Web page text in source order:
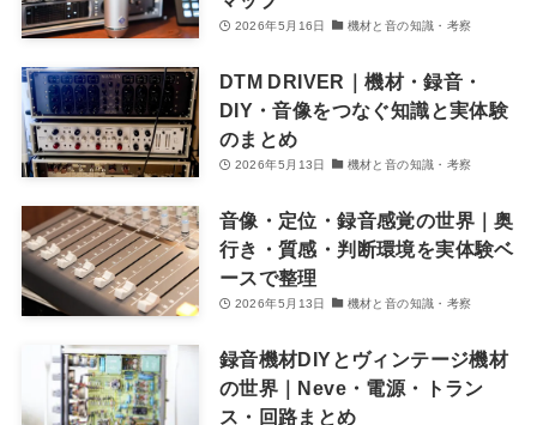
2026年5月16日 機材と音の知識・考察
DTM DRIVER｜機材・録音・
DIY・音像をつなぐ知識と実体験
のまとめ
2026年5月13日 機材と音の知識・考察
音像・定位・録音感覚の世界｜奥
行き・質感・判断環境を実体験ベ
ースで整理
2026年5月13日 機材と音の知識・考察
録音機材DIYとヴィンテージ機材
の世界｜Neve・電源・トラン
ス・回路まとめ